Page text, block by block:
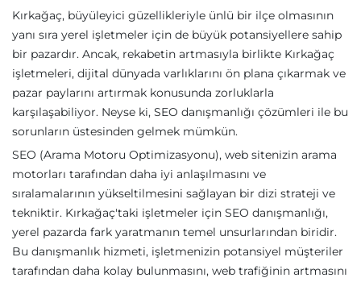
Kırkağaç, büyüleyici güzellikleriyle ünlü bir ilçe olmasının
yanı sıra yerel işletmeler için de büyük potansiyellere sahip
bir pazardır. Ancak, rekabetin artmasıyla birlikte Kırkağaç
işletmeleri, dijital dünyada varlıklarını ön plana çıkarmak ve
pazar paylarını artırmak konusunda zorluklarla
karşılaşabiliyor. Neyse ki, SEO danışmanlığı çözümleri ile bu
sorunların üstesinden gelmek mümkün.
SEO (Arama Motoru Optimizasyonu), web sitenizin arama
motorları tarafından daha iyi anlaşılmasını ve
sıralamalarının yükseltilmesini sağlayan bir dizi strateji ve
tekniktir. Kırkağaç'taki işletmeler için SEO danışmanlığı,
yerel pazarda fark yaratmanın temel unsurlarından biridir.
Bu danışmanlık hizmeti, işletmenizin potansiyel müşteriler
tarafından daha kolay bulunmasını, web trafiğinin artmasını